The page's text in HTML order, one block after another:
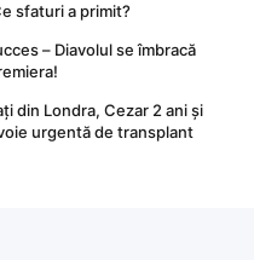
sfaturi a primit?
– Diavolul se îmbracă
din Londra, Cezar 2 ani și
urgentă de transplant